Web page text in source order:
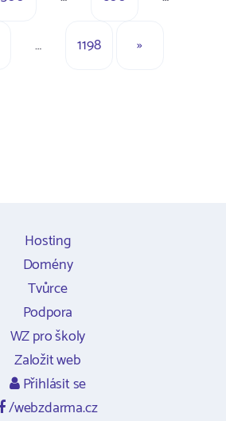
… 1198 »
Hosting
Domény
Tvůrce
Podpora
WZ pro školy
Založit web
Přihlásit se
/webzdarma.cz